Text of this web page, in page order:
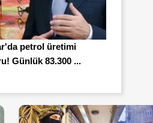
petrol üretimi
Günlük 83.300 ...